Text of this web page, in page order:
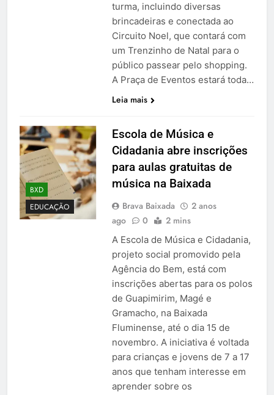
turma, incluindo diversas
brincadeiras e conectada ao
Circuito Noel, que contará com
um Trenzinho de Natal para o
público passear pelo shopping.
A Praça de Eventos estará toda…
Leia mais
BXD
EDUCAÇÃO
Escola de Música e
Cidadania abre inscrições
para aulas gratuitas de
música na Baixada
Brava Baixada
2 anos
ago
0 2 mins
A Escola de Música e Cidadania,
projeto social promovido pela
Agência do Bem, está com
inscrições abertas para os polos
de Guapimirim, Magé e
Gramacho, na Baixada
Fluminense, até o dia 15 de
novembro. A iniciativa é voltada
para crianças e jovens de 7 a 17
anos que tenham interesse em
aprender sobre os